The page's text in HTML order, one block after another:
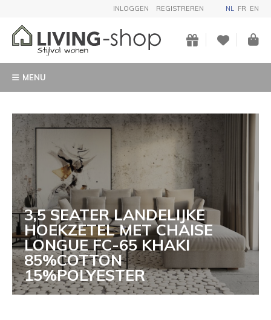
INLOGGEN REGISTREREN NL FR EN
MENU
3,5 SEATER LANDELIJKE
HOEKZETEL MET CHAISE
LONGUE FC-65 KHAKI
85%COTTON
15%POLYESTER